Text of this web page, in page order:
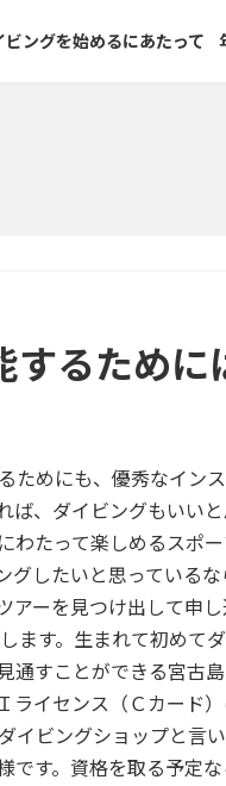
ビングを始めるにあたって
るために
ためにも、優秀なイン
、ダイビングもいい
たって楽しめるスポ
したいと思っている
ーを見つけ出して申
す。生まれて初めて
通すことができる宮古
イセンス（Ｃカード
ビングショップと言
す。資格を取る予定